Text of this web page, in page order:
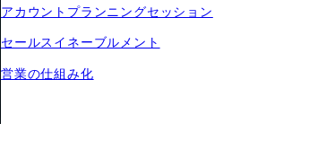
アカウントプランニングセッション
セールスイネーブルメント
営業の仕組み化